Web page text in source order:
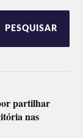
PESQUISAR
partilhar
nas